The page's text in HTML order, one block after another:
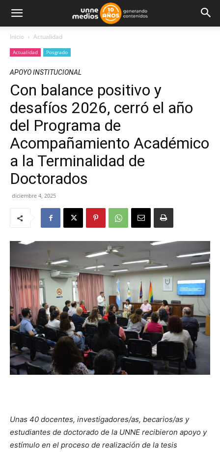
Inicio Actualidad
Actualidad Posgrado
APOYO INSTITUCIONAL
Con balance positivo y
desafíos 2026, cerró el año
del Programa de
Acompañamiento Académico
a la Terminalidad de
Doctorados
diciembre 4, 2025
Unas 40 docentes, investigadores/as, becarios/as y
estudiantes de doctorado de la UNNE recibieron apoyo y
estímulo en el proceso de realización de la tesis